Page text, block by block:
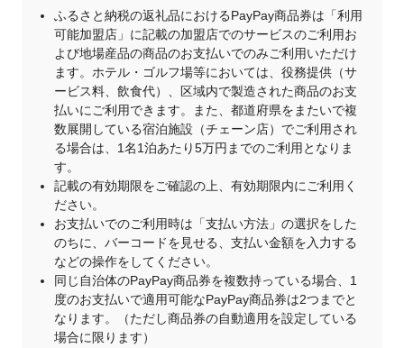
ふるさと納税の返礼品におけるPayPay商品券は「利用
可能加盟店」に記載の加盟店でのサービスのご利用お
よび地場産品の商品のお支払いでのみご利用いただけ
ます。ホテル・ゴルフ場等においては、役務提供（サ
ービス料、飲食代）、区域内で製造された商品のお支
払いにご利用できます。また、都道府県をまたいで複
数展開している宿泊施設（チェーン店）でご利用され
る場合は、1名1泊あたり5万円までのご利用となりま
す。
記載の有効期限をご確認の上、有効期限内にご利用く
ださい。
お支払いでのご利用時は「支払い方法」の選択をした
のちに、バーコードを見せる、支払い金額を入力する
などの操作をしてください。
同じ自治体のPayPay商品券を複数持っている場合、1
度のお支払いで適用可能なPayPay商品券は2つまでと
なります。（ただし商品券の自動適用を設定している
場合に限ります）